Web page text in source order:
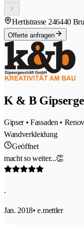
Hertistrasse 246440
Offerte anfragen
K & B
Gipser • Fassaden •
Wandverkleidung
Geöffnet
macht so weiter...👏
.
Jan. 2018• e.mettler